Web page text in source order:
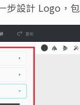
步設計 Logo，